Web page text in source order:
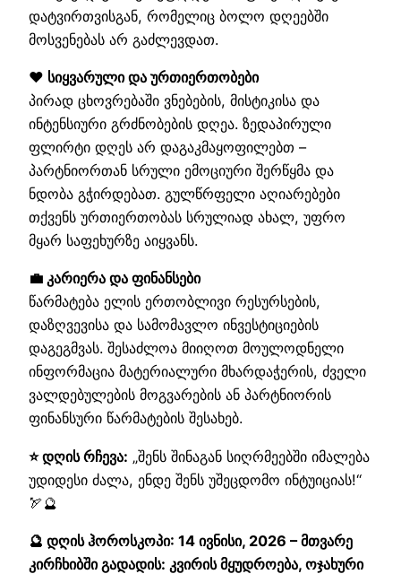
დატვირთვისგან, რომელიც ბოლო დღეებში
მოსვენებას არ გაძლევდათ.
❤️ სიყვარული და ურთიერთობები
პირად ცხოვრებაში ვნებების, მისტიკისა და
ინტენსიური გრძნობების დღეა. ზედაპირული
ფლირტი დღეს არ დაგაკმაყოფილებთ –
პარტნიორთან სრული ემოციური შერწყმა და
ნდობა გჭირდებათ. გულწრფელი აღიარებები
თქვენს ურთიერთობას სრულიად ახალ, უფრო
მყარ საფეხურზე აიყვანს.
💼 კარიერა და ფინანსები
წარმატება ელის ერთობლივი რესურსების,
დაზღვევისა და სამომავლო ინვესტიციების
დაგეგმვას. შესაძლოა მიიღოთ მოულოდნელი
ინფორმაცია მატერიალური მხარდაჭერის, ძველი
ვალდებულების მოგვარების ან პარტნიორის
ფინანსური წარმატების შესახებ.
⭐ დღის რჩევა: „შენს შინაგან სიღრმეებში იმალება
უდიდესი ძალა, ენდე შენს უშეცდომო ინტუიციას!“
🏹🔮
🔮 დღის ჰოროსკოპი: 14 ივნისი, 2026 – მთვარე
კირჩხიბში გადადის: კვირის მყუდროება, ოჯახური